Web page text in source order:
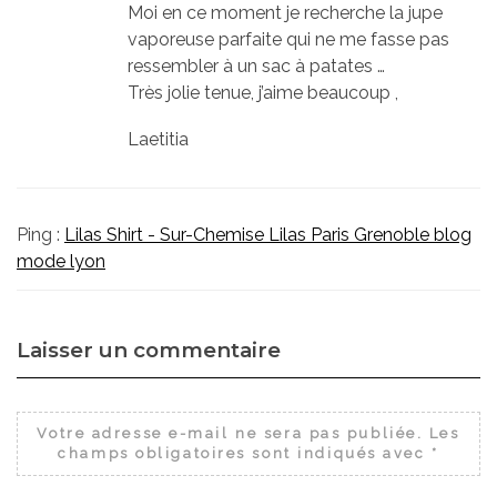
Moi en ce moment je recherche la jupe
vaporeuse parfaite qui ne me fasse pas
ressembler à un sac à patates …
Très jolie tenue, j’aime beaucoup ,
Laetitia
Ping : Lilas Shirt - Sur-Chemise Lilas Paris Grenoble blog
mode lyon
Laisser un commentaire
Votre adresse e-mail ne sera pas publiée.
Les
champs obligatoires sont indiqués avec *